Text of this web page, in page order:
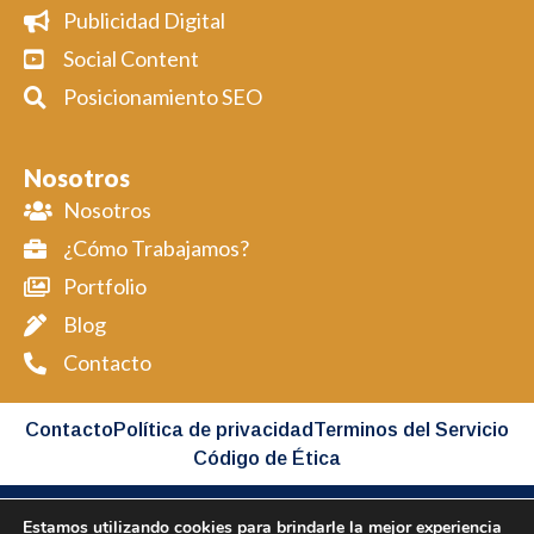
Publicidad Digital
Social Content
Posicionamiento SEO
Nosotros
Nosotros
¿Cómo Trabajamos?
Portfolio
Blog
Contacto
Contacto Política de privacidad Terminos del Servicio
Código de Ética
Estamos utilizando cookies para brindarle la mejor experiencia